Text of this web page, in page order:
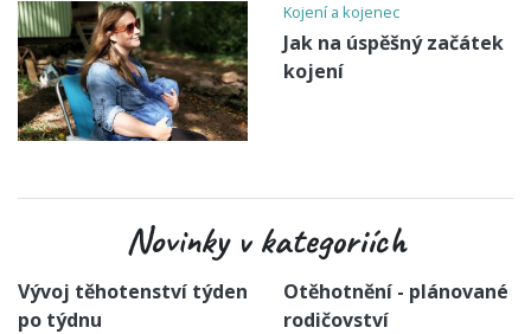
Kojení a kojenec
Jak na úspěšný začátek
kojení
Novinky v kategoriích
Vývoj těhotenství týden
po týdnu
Otěhotnění - plánované
rodičovství